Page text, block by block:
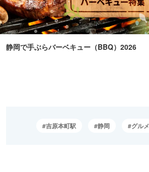
静岡で手ぶらバーベキュー（BBQ）2026
吉原本町駅 静岡 グルメ